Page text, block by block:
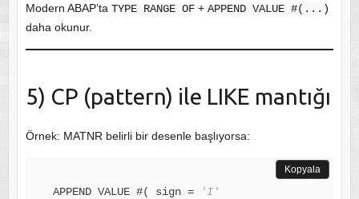
Modern ABAP’ta TYPE RANGE OF+ APPEND VALUE #(...)
daha okunur.
5) CP (pattern) ile LIKE mantığı
Örnek: MATNR belirli bir desenle başlıyorsa:
APPEND VALUE #( sign =
'I'
Kopyala